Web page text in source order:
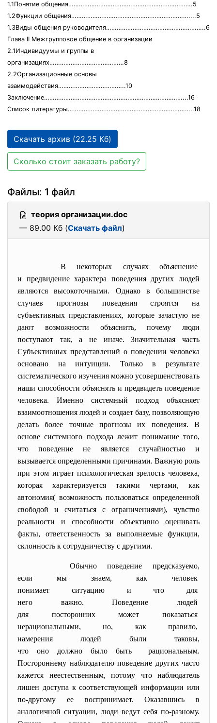
1.1Понятие общения…………………………………………………………….5
1.2Функции общения…………………………………………………………....5
1.3Виды общения руководителя………………………………………………..6
Глава II Межгрупповое общение в организации
2.1Индивидуумы и группы в
организациях……………………………………8
2.2Организационные основы
взаимодействия………………………………..10
Заключение……………………………………………………………………...16
Список литературы……………………………………………………………..18
Скачать архив (22.25 Кб)
Сколько стоит заказать работу?
Файлы: 1 файл
теория организации.doc
— 89.00 Кб (Скачать файл)
В некоторых случаях объяснение
и предвидение характера поведения других людей
являются высокоточными. Однако в большинстве
случаев прогнозы поведения строятся на
субъективных представлениях, которые зачастую не
дают возможности объяснить, почему люди
поступают так, а не иначе. Значительная часть
Субъективных представлений о поведении человека
основано на интуиции. Только в результате
систематического изучения можно усовершенствовать
наши способности объяснять и предвидеть поведение
человека. Именно системный подход объясняет
взаимоотношения людей и создает базу, позволяющую
делать более точные прогнозы их поведения. В
основе системного подхода лежит понимание того,
что поведение не является случайностью и
вызывается определенными причинами. Важную роль
при этом играет психологическая зрелость человека,
которая характеризуется такими чертами, как
автономия( возможность пользоваться определенной
свободой и считаться с ограничениями), чувство
реальности и способности объективно оценивать
факты, ответственность за выполняемые функции,
склонность к сотрудничеству с другими.
Обычно поведение предсказуемо,
если мы знаем, как человек
понимает ситуацию и что для
него важно. Поведение людей
для посторонних может показаться
нерациональными, но, как правило,
намерения людей были таковы,
что оно должно было быть рациональным.
Постороннему наблюдателю поведение других часто
кажется неестественным, потому что наблюдатель
лишен доступа к соответствующей информации или
по-другому ее воспринимает. Оказавшись в
аналогичной ситуации, люди ведут себя по-разному.